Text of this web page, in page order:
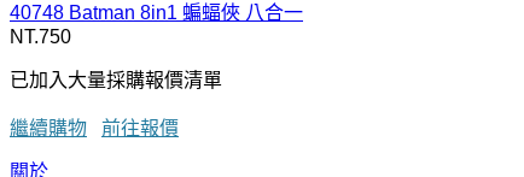
40748 Batman 8in1 蝙蝠俠 八合一
NT.750
已加入大量採購報價清單
繼續購物 前往報價
關於